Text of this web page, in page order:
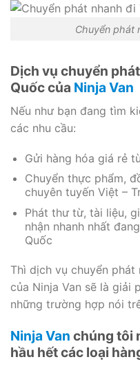
Chuyển phát
Dịch vụ chuyển
Quốc của Ninja Van
Nếu như bạn đang tìm
các nhu cầu:
Gửi hàng hóa giá rẻ
Chuyển thực phẩm,
chuyên tuyến Việt –
Phát thư từ, tài liệu,
nhận nhanh nhất
Quốc
Thì dịch vụ chuyển phát
của Ninja Van sẽ là giải
những trường hợp nói
Ninja Van chúng tôi
hầu hết các loại